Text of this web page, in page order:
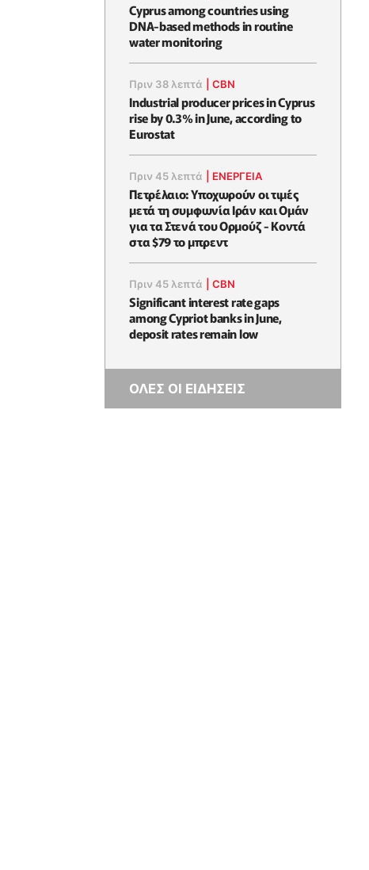
Cyprus among countries using
DNA-based methods in routine
water monitoring
Πριν 38 λεπτά |CBN
Industrial producer prices in Cyprus
rise by 0.3% in June, according to
Eurostat
Πριν 45 λεπτά ΕΝΈΡΓΕΙΑ
Πετρέλαιο: Υποχωρούν οι τιμές
μετά τη συμφωνία Ιράν και Ομάν
για τα Στενά του Ορμούζ - Κοντά
στα $79 το μπρεντ
Πριν 45 λεπτά |CBN
Significant interest rate gaps
among Cypriot banks in June,
deposit rates remain low
ΟΛΕΣ ΟΙ ΕΙΔΗΣΕΙΣ